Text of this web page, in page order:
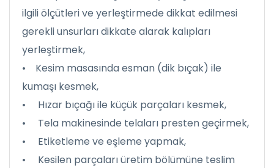
ilgili ölçütleri ve yerleştirmede dikkat edilmesi
gerekli unsurları dikkate alarak kalıpları
yerleştirmek,
• Kesim masasında esman (dik bıçak) ile
kumaşı kesmek,
• Hızar bıçağı ile küçük parçaları kesmek,
• Tela makinesinde telaları presten geçirmek,
• Etiketleme ve eşleme yapmak,
• Kesilen parçaları üretim bölümüne teslim